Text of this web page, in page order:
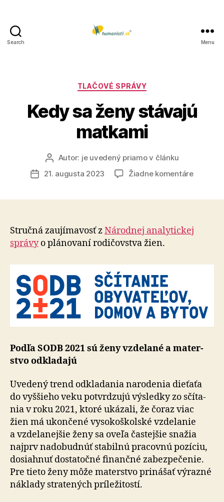
Search Menu
Kategórie
TLAČOVÉ SPRÁVY
Kedy sa ženy stávajú
matkami
Autor
článku
Autor: je uvedený priamo v článku
Dátum
21. augusta 2023 Žiadne komentárena
matkami
Stručná zaujímavosť zNá­rod­nej ana­ly­tic­kej
správyo plá­no­vaní ro­di­čov­stva žien.
Podľa SODB 2021 sú ženy vzde­lané a ma­ter­
stvo od­kla­dajú
Uvedený trend odkladania na­ro­de­nia die­ťaťa
do vyš­šieho veku potvr­dzujú výsledky zo sčí­ta­
nia v roku 2021, ktoré uká­zali, že čoraz viac
žien má ukon­čené vy­so­ko­škol­ské vzde­la­nie
a vzde­la­nej­šie ženy sa oveľa čas­tej­šie snažia
naj­prv na­do­bud­núť sta­bilnú pra­cov­nú po­zí­ciu,
dosiahnuť dosta­točné fi­nan­čné za­bez­pe­če­nie.
Pre tieto ženy môže ma­ter­stvo pri­ná­šať vý­raz­né
náklady stra­te­ných prí­le­ži­tostí.